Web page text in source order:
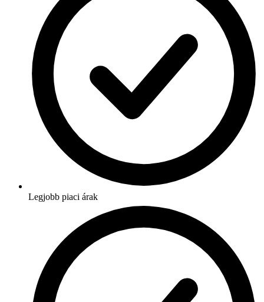
Legjobb piaci árak